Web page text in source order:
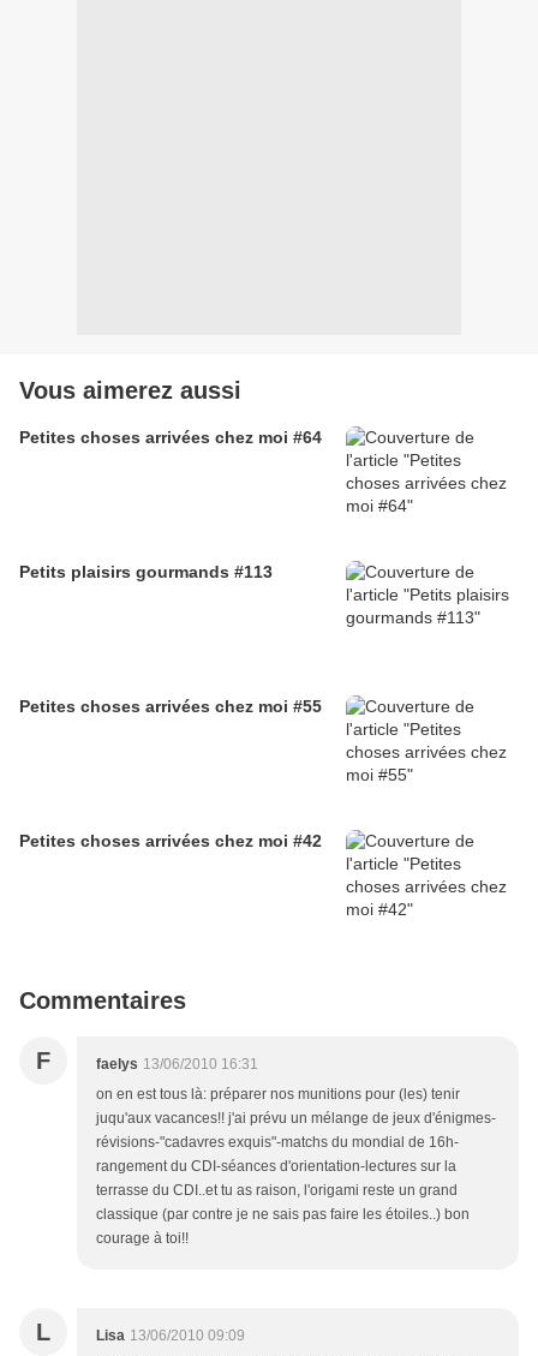
Vous aimerez aussi
Petites choses arrivées chez moi #64
Petits plaisirs gourmands #113
Petites choses arrivées chez moi #55
Petites choses arrivées chez moi #42
Commentaires
F faelys 13/06/2010 16:31
on en est tous là: préparer nos munitions pour (les) tenir
juqu'aux vacances!! j'ai prévu un mélange de jeux d'énigmes-
révisions-"cadavres exquis"-matchs du mondial de 16h-
rangement du CDI-séances d'orientation-lectures sur la
terrasse du CDI..et tu as raison, l'origami reste un grand
classique (par contre je ne sais pas faire les étoiles..) bon
courage à toi!!
L Lisa 13/06/2010 09:09